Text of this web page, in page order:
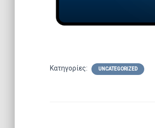
Κατηγορίες: UNCATEGORIZED